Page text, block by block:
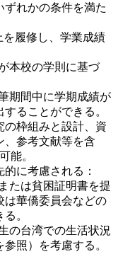
ずれかの条件を満た
を履修し、学業成績
本校の学則に基づ
期間中に学期成績が
ることができる。
の枠組みと設計、資
、参考文献等を含
能。
に考慮される：
たは貧困証明書を提
は華僑委員会などの
。
の台湾での生活状況
照）を考慮する。